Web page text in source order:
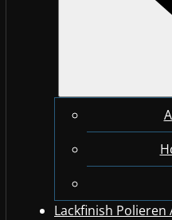
Lackfinish Polieren